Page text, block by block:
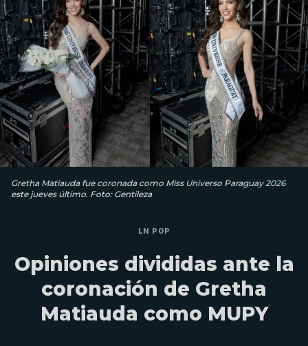
Gretha Matiauda fue coronada como Miss Universo Paraguay 2026
este jueves último. Foto: Gentileza
LN POP
Opiniones divididas ante la
coronación de Gretha
Matiauda como MUPY